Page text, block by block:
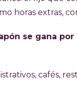
horas extras,
se gana por
cafés,